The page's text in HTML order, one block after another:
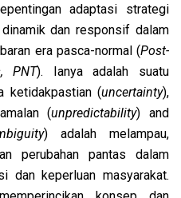
adaptasi strategi
dan responsif dalam
era pasca-normal (Post-
PNT). Ianya adalah suatu
ketidakpastian (uncertainty),
(unpredictability) and
) adalah melampau,
perubahan pantas dalam
dan keperluan masyarakat.